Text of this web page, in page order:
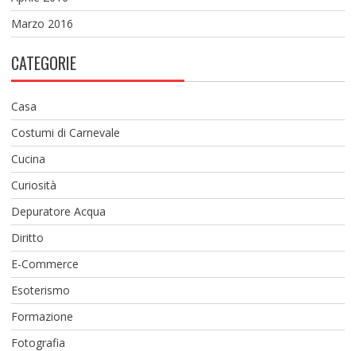
Marzo 2016
CATEGORIE
Casa
Costumi di Carnevale
Cucina
Curiosità
Depuratore Acqua
Diritto
E-Commerce
Esoterismo
Formazione
Fotografia